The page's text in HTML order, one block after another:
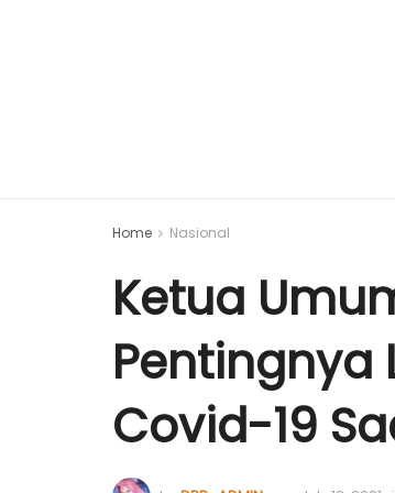
Home Nasional
Ketua
Pentingnya
Covid-19